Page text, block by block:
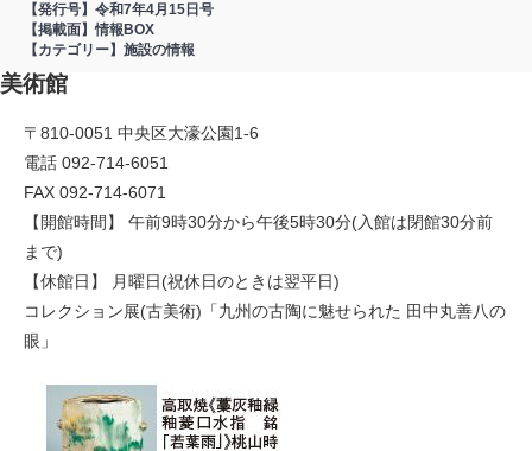
【発行号】令和7年4月15日号
【掲載面】情報BOX
【カテゴリー】施設の情報
美術館
〒810-0051 中央区大濠公園1-6
電話 092-714-6051
FAX 092-714-6071
【開館時間】 午前9時30分から午後5時30分(入館は閉館30分前
まで)
【休館日】 月曜日(祝休日のときは翌平日)
コレクション展(古美術)「九州の古陶に魅せられた 田中丸善八の
眼」